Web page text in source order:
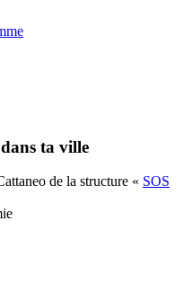
ta ville
de la structure « SOS